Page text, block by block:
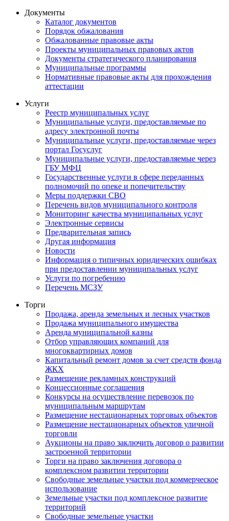
Документы
Каталог документов
Порядок обжалования
Обжалованные правовые акты
Проекты муниципальных правовых актов
Документы стратегического планирования
Муниципальные программы
Нормативные правовые акты для прохождения
аттестации
Услуги
Реестр муниципальных услуг
Муниципальные услуги, предоставляемые по
адресу электронной почты
Муниципальные услуги, предоставляемые через
портал Госуслуг
Муниципальные услуги, предоставляемые через
ГБУ МФЦ
Государственные услуги в сфере переданных
полномочий по опеке и попечительству
Меры поддержки СВО
Перечень видов муниципального контроля
Мониторинг качества муниципальных услуг
Электронные сервисы
Предварительная запись
Другая информация
Новости
Информация о типичных юридических ошибках
при предоставлении муниципальных услуг
Услуги по погребению
Перечень МСЗУ
Торги
Продажа, аренда земельных и лесных участков
Продажа муниципального имущества
Аренда муниципальной казны
Отбор управляющих компаний для
многоквартирных домов
Капитальный ремонт домов за счет средств фонда
ЖКХ
Размещение рекламных конструкций
Концессионные соглашения
Конкурсы на осуществление перевозок по
муниципальным маршрутам
Размещение нестационарных торговых объектов
Размещение нестационарных объектов уличной
торговли
Аукционы на право заключить договор о развитии
застроенной территории
Торги на право заключения договора о
комплексном развитии территории
Свободные земельные участки под коммерческое
использование
Земельные участки под комплексное развитие
территорий
Свободные земельные участки